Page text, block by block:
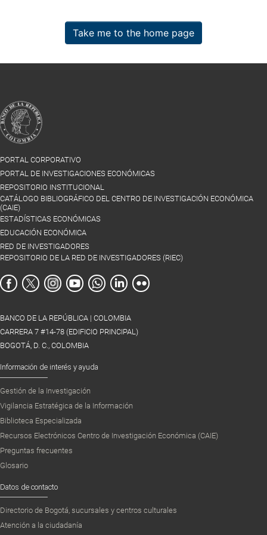
Take me to the home page
PORTAL CORPORATIVO
PORTAL DE INVESTIGACIONES ECONÓMICAS
REPOSITORIO INSTITUCIONAL
CATÁLOGO BIBLIOGRÁFICO DEL CENTRO DE INVESTIGACIÓN ECONÓMICA
(CAIE)
ESTADÍSTICAS ECONÓMICAS
EDUCACIÓN ECONÓMICA
RED DE INVESTIGADORES
REPOSITORIO DE LA RED DE INVESTIGADORES (RIEC)
BANCO DE LA REPÚBLICA | COLOMBIA
CARRERA 7 #14-78 (EDIFICIO PRINCIPAL)
BOGOTÁ, D. C., COLOMBIA
Información de interés y ayuda
Gestión de la Investigación
Vigilancia Estratégica de la Información
Biblioteca Especializada
Recursos Electrónicos Centro de Investigación Económica (CAIE)
Preguntas frecuentes
Glosario
Datos de contacto
Directorio de Bogotá, sucursales y centros culturales
Atención a la ciudadanía